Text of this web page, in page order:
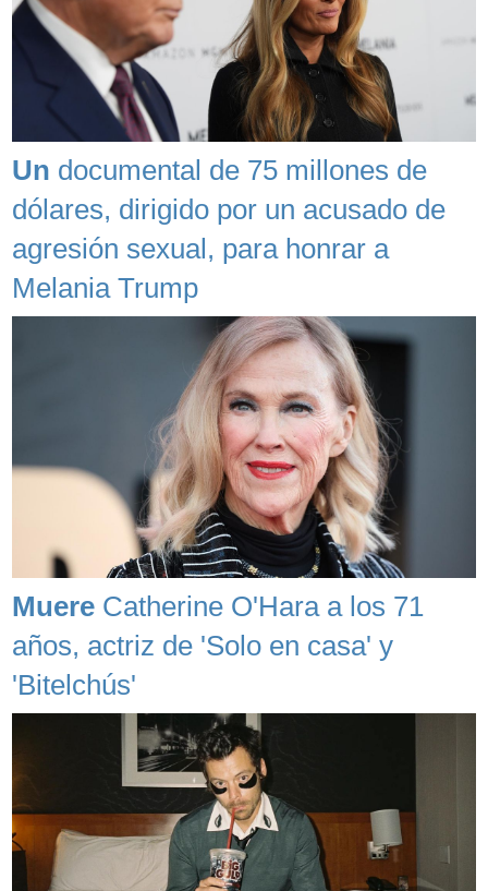
Un documental de 75 millones de
dólares, dirigido por un acusado de
agresión sexual, para honrar a
Melania Trump
Muere Catherine O'Hara a los 71
años, actriz de 'Solo en casa' y
'Bitelchús'